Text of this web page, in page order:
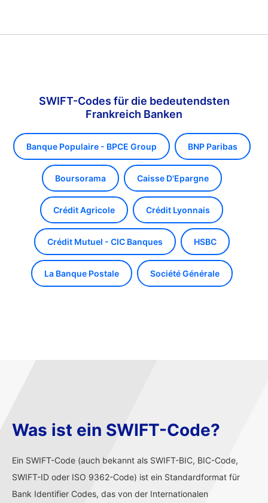
SWIFT-Codes für die bedeutendsten
Frankreich Banken
Banque Populaire - BPCE Group BNP Paribas
Boursorama Caisse D'Epargne
Crédit Agricole Crédit Lyonnais
Crédit Mutuel - CIC Banques HSBC
La Banque Postale Société Générale
Was ist ein SWIFT-Code?
Ein SWIFT-Code (auch bekannt als SWIFT-BIC, BIC-Code,
SWIFT-ID oder ISO 9362-Code) ist ein Standardformat für
Bank Identifier Codes, das von der Internationalen